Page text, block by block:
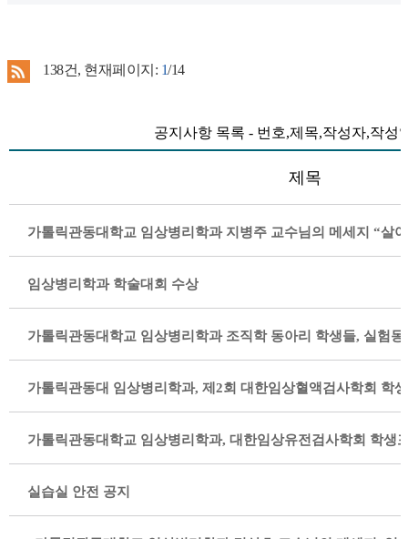
138건, 현재페이지: 1/14
공지사항 목록 - 번호,제목,작성자,작성
제목
임상병리학과 학술대회 수상
실습실 안전 공지